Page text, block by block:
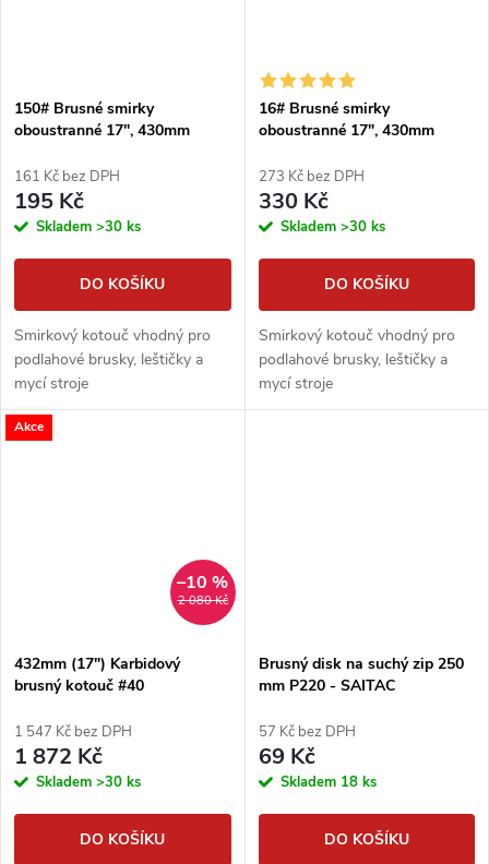
150# Brusné smirky
oboustranné 17", 430mm
161 Kč bez DPH
195 Kč
Skladem >30 ks
DO KOŠÍKU
Smirkový kotouč vhodný pro
podlahové brusky, leštičky a
mycí stroje
16# Brusné smirky
oboustranné 17", 430mm
273 Kč bez DPH
330 Kč
Skladem >30 ks
DO KOŠÍKU
Smirkový kotouč vhodný pro
podlahové brusky, leštičky a
mycí stroje
Akce
2 080 Kč
–10 %
432mm (17") Karbidový
brusný kotouč #40
1 547 Kč bez DPH
1 872 Kč
Skladem >30 ks
DO KOŠÍKU
Brusný disk na suchý zip 250
mm P220 - SAITAC
57 Kč bez DPH
69 Kč
Skladem 18 ks
DO KOŠÍKU